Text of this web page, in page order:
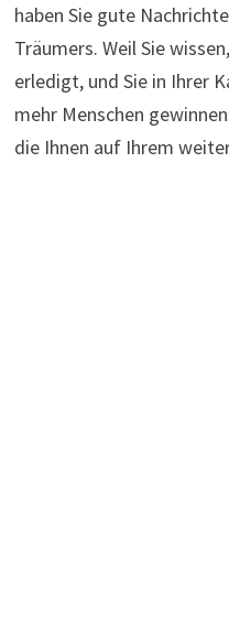
haben Sie gute
Träumers. Weil Sie
erledigt, und Sie in Ihrer
mehr Menschen
die Ihnen auf Ihrem